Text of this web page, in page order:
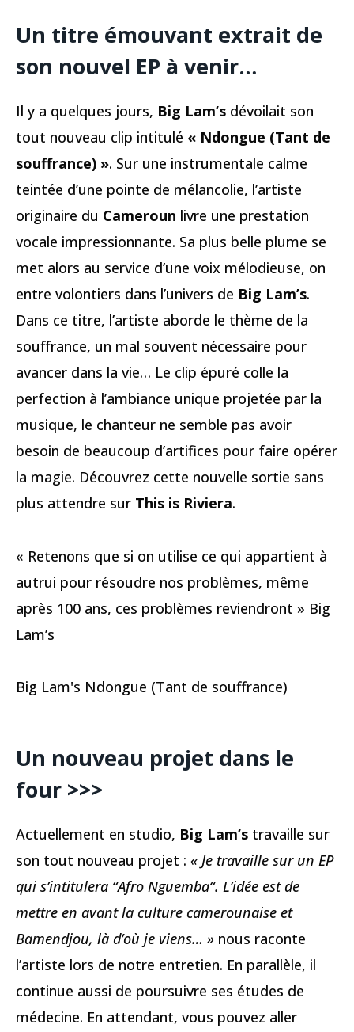
Un titre émouvant extrait de
son nouvel EP à venir…
Il y a quelques jours, Big Lam’s dévoilait son
tout nouveau clip intitulé « Ndongue (Tant de
souffrance) ». Sur une instrumentale calme
teintée d’une pointe de mélancolie, l’artiste
originaire du Cameroun livre une prestation
vocale impressionnante. Sa plus belle plume se
met alors au service d’une voix mélodieuse, on
entre volontiers dans l’univers de Big Lam’s.
Dans ce titre, l’artiste aborde le thème de la
souffrance, un mal souvent nécessaire pour
avancer dans la vie… Le clip épuré colle la
perfection à l’ambiance unique projetée par la
musique, le chanteur ne semble pas avoir
besoin de beaucoup d’artifices pour faire opérer
la magie. Découvrez cette nouvelle sortie sans
plus attendre sur This is Riviera.
« Retenons que si on utilise ce qui appartient à
autrui pour résoudre nos problèmes, même
après 100 ans, ces problèmes reviendront » Big
Lam’s
Big Lam's Ndongue (Tant de souffrance)
Un nouveau projet dans le
four >>>
Actuellement en studio, Big Lam’s travaille sur
son tout nouveau projet : « Je travaille sur un EP
qui s’intitulera “Afro Nguemba“. L’idée est de
mettre en avant la culture camerounaise et
Bamendjou, là d’où je viens… » nous raconte
l’artiste lors de notre entretien. En parallèle, il
continue aussi de poursuivre ses études de
médecine. En attendant, vous pouvez aller